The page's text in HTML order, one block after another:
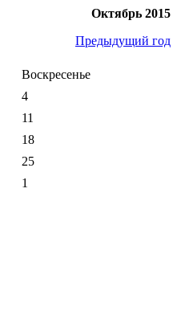
Октябрь 2015
Предыдущий год
Воскресенье
4
11
18
25
1